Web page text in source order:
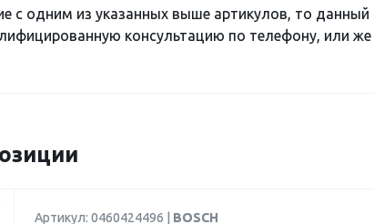
с одним из указанных выше артикулов, то
консультацию по телефону, или
Артикул: 0460424496 | BOSCH